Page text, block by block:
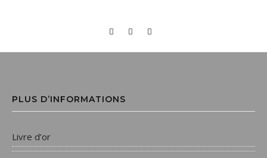
PLUS D’INFORMATIONS
Livre d’or